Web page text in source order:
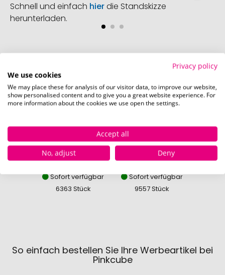
Schnell und einfach hierdie Standskizze
herunterladen.
Verfügbare Farben
blau
Sofort verfügbar
6363 Stück
gelb
Sofort verfügbar
9557 Stück
So einfach bestellen Sie Ihre Werbeartikel bei
Pinkcube
Privacy policy
We use cookies
We may place these for analysis of our visitor data, to improve our website,
show personalised content and to give you a great website experience. For
more information about the cookies we use open the settings.
Accept all
No, adjust
Deny